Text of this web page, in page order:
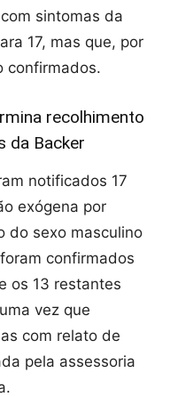
sintomas da
17, mas que, por
confirmados.
recolhimento
da Backer
notificados 17
exógena por
do sexo masculino
confirmados
os 13 restantes
vez que
com relato de
pela assessoria